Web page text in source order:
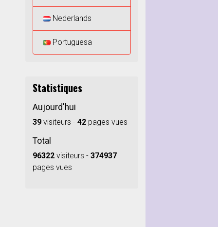
Nederlands
Portuguesa
Statistiques
Aujourd'hui
39 visiteurs -42 pages vues
Total
96322 visiteurs -374937
pages vues